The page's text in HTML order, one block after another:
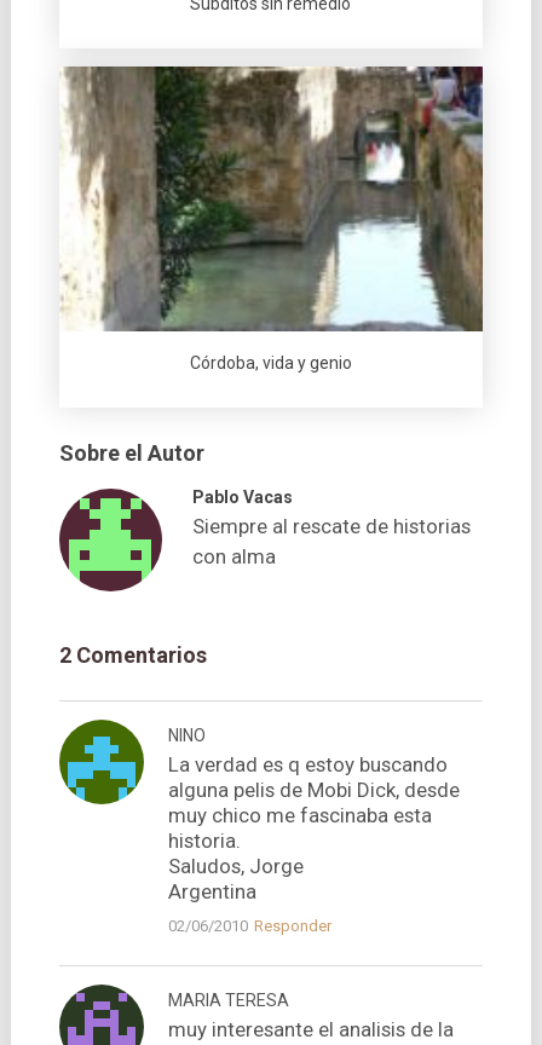
Súbditos sin remedio
Córdoba, vida y genio
Sobre el Autor
Pablo Vacas
Siempre al rescate de historias
con alma
2 Comentarios
NINO
La verdad es q estoy buscando
alguna pelis de Mobi Dick, desde
muy chico me fascinaba esta
historia.
Saludos, Jorge
Argentina
02/06/2010 Responder
MARIA TERESA
muy interesante el analisis de la